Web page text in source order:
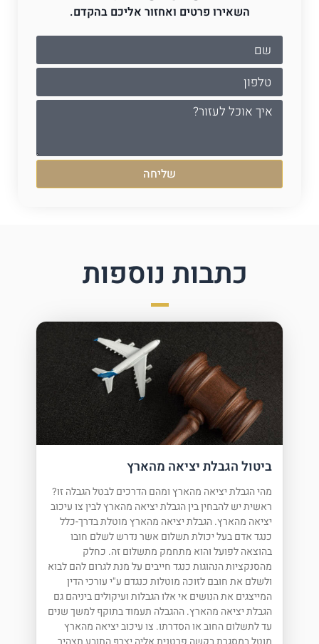
השאירו פרטים ואחזור אליכם בהקדם.
שליחה
כתבות נוספות
ביטול הגבלת יציאה מהארץ
מהי הגבלת יציאה מהארץ ומהם הדרכים לבטל הגבלה זו?
ראשית יש להבחין בין הגבלת יציאה מהארץ לבין צו עיכוב
יציאה מהארץ. הגבלת יציאה מהארץ מוטלת בדרך-כלל
כנגד אדם בעל יכולת תשלום אשר נדרש לשלם חובו
בהוצאה לפועל והוא מתחמק מתשלום זה. כחלק
מהסנקציות הנהוגות כנגד חייבים על מנת לגרום להם לבוא
ולשלם את חובם לזוכה מוטלות כנגדם ע"י עורכי הדין
המייצגים את הנושים אי אלו הגבלות ועיקולים ביניהם גם
הגבלת יציאה מהארץ. ההגבלה תעמוד בתוקף למשך שנים
עד לתשלום החוב או הסדרתו. צו עיכוב יציאה מהארץ